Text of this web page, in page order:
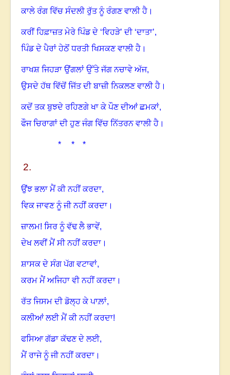
ਕਾਲੇ ਰੰਗ ਵਿੱਚ ਸੰਦਲੀ ਰੁੱਤ ਨੂੰ ਰੰਗਣ ਵਾਲੀ ਹੈ ।
ਕਰੀਂ ਹਿਫ਼ਾਜ਼ਤ ਮੇਰੇ ਪਿੰਡ ਦੇ ‘ਵਿਹੜੇ’ ਦੀ ‘ਦਾਤਾ’,
ਪਿੰਡ ਦੇ ਪੈਰਾਂ ਹੇਠੋਂ ਧਰਤੀ ਖਿਸਕਣ ਵਾਲੀ ਹੈ ।
ਰਾਖਸ਼ ਜਿਹੜਾ ਉਂਗਲਾਂ ਉੱਤੇ ਜੱਗ ਨਚਾਵੇ ਅੱਜ,
ਉਸਦੇ ਹੱਥ ਵਿੱਚੋਂ ਜਿੱਤ ਦੀ ਬਾਜ਼ੀ ਨਿਕਲਣ ਵਾਲੀ ਹੈ ।
ਕਦੋਂ ਤਕ ਬੁਝਦੇ ਰਹਿਣਗੇ ਖਾ ਕੇ ਪੌਣ ਦੀਆਂ ਛਮਕਾਂ,
ਫੌਜ ਚਿਰਾਗਾਂ ਦੀ ਹੁਣ ਜੰਗ ਵਿੱਚ ਨਿੱਤਰਨ ਵਾਲੀ ਹੈ ।
* * *
2.
ਉਂਝ ਭਲਾ ਮੈਂ ਕੀ ਨਹੀਂ ਕਰਦਾ,
ਵਿਕ ਜਾਵਣ ਨੂੰ ਜੀ ਨਹੀਂ ਕਰਦਾ ।
ਜ਼ਾਲਮ! ਸਿਰ ਨੂੰ ਵੱਢ ਲੈ ਭਾਵੇਂ,
ਦੇਖ ਲਵੀਂ ਮੈਂ ਸੀ ਨਹੀਂ ਕਰਦਾ ।
ਸ਼ਾਸਕ ਦੇ ਸੰਗ ਪੱਗ ਵਟਾਵਾਂ,
ਕਰਮ ਮੈਂ ਅਜਿਹਾ ਵੀ ਨਹੀਂ ਕਰਦਾ ।
ਰੱਤ ਜਿਸਮ ਦੀ ਡੋਲ੍ਹ ਕੇ ਪਾਲ਼ਾਂ,
ਕਲੀਆਂ ਲਈ ਮੈਂ ਕੀ ਨਹੀਂ ਕਰਦਾ!
ਫਸਿਆ ਗੱਡਾ ਕੱਢਣ ਦੇ ਲਈ,
ਮੈਂ ਰਾਜੇ ਨੂੰ ਜੀ ਨਹੀਂ ਕਰਦਾ ।